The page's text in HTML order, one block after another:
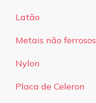
Latão
Metais não ferrosos
Nylon
Placa de Celeron